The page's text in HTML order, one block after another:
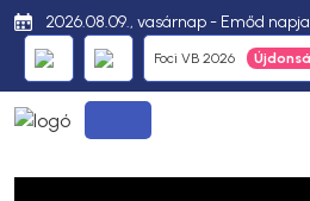
2026.08.09., vasárnap - Emőd napja
Foci VB 2026